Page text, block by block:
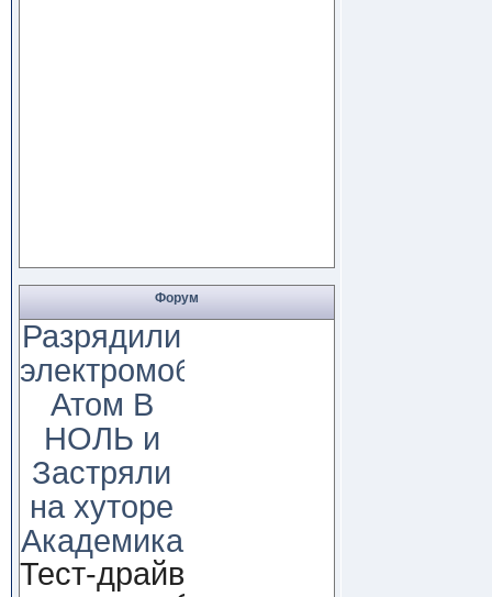
Форум
Разрядили
электромобиль
Атом В
НОЛЬ и
Застряли
на хуторе
Академика
Тест-драйв